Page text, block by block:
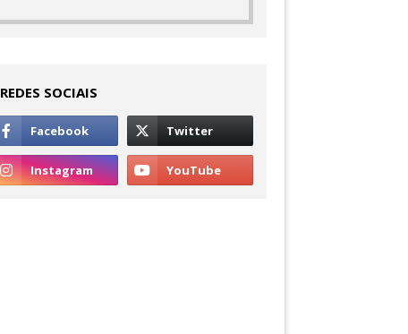
REDES SOCIAIS